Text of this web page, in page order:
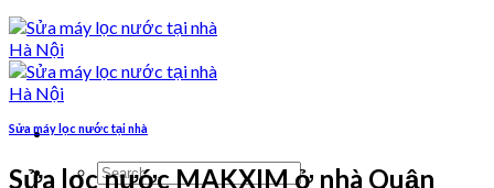
Search
Sửa máy lọc nước tại nhà
Sửa lọc nước MAKXIM ở nhà Quận